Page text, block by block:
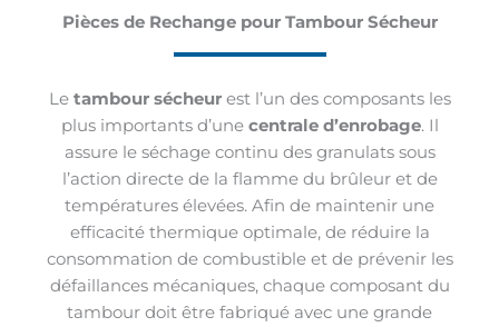
Pièces de Rechange pour Tambour Sécheur
Le tambour sécheurest l’un des composants les
plus importants d’une centrale d’enrobage. Il
assure le séchage continu des granulats sous
l’action directe de la flamme du brûleur et de
températures élevées. Afin de maintenir une
efficacité thermique optimale, de réduire la
consommation de combustible et de prévenir les
défaillances mécaniques, chaque composant du
tambour doit être fabriqué avec une grande